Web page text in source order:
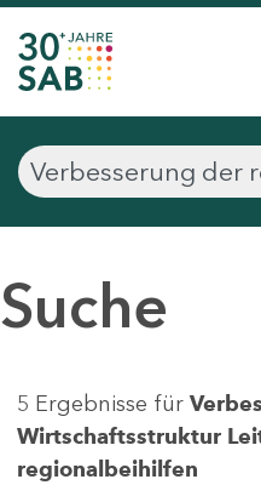
Suche
5 Ergebnisse für
Wirtschaftsstruktur
regionalbeihilfen